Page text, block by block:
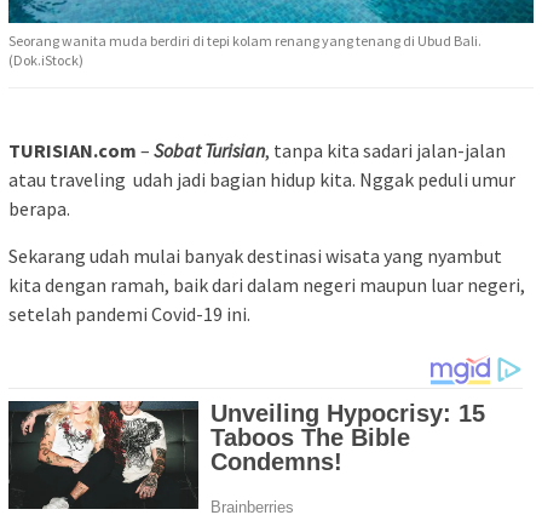
Seorang wanita muda berdiri di tepi kolam renang yang tenang di Ubud Bali.
(Dok.iStock)
TURISIAN.com – Sobat Turisian, tanpa kita sadari jalan-jalan
atau traveling udah jadi bagian hidup kita. Nggak peduli umur
berapa.
Sekarang udah mulai banyak destinasi wisata yang nyambut
kita dengan ramah, baik dari dalam negeri maupun luar negeri,
setelah pandemi Covid-19 ini.